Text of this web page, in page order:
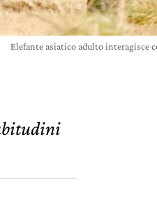
Elefante asiatico adulto interagisce